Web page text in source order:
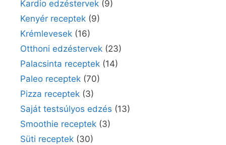
Kardio edzéstervek (9)
Kenyér receptek (9)
Krémlevesek (16)
Otthoni edzéstervek (23)
Palacsinta receptek (14)
Paleo receptek (70)
Pizza receptek (3)
Saját testsúlyos edzés (13)
Smoothie receptek (3)
Süti receptek (30)